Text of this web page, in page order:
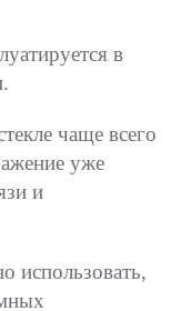
в
чаще всего
уже
и
использовать,